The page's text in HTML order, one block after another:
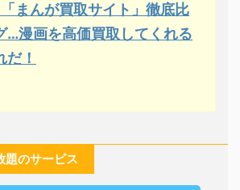
まんが買取サイト」徹底比
…漫画を高価買取してくれる
！
題のサービス